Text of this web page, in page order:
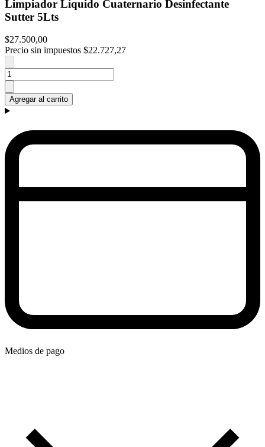
Limpiador Líquido Cuaternario Desinfectante
Sutter 5Lts
$27.500,00
Precio sin impuestos $22.727,27
Agregar al carrito
Medios de pago